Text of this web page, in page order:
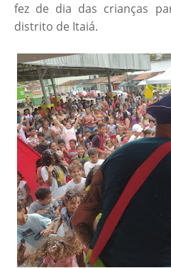
fez de dia das crianças
distrito de Itaiá.